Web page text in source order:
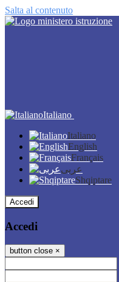
Salta al contenuto
Italiano
Italiano
English
Français
عربى
Shqiptare
Accedi
Accedi
button close ×